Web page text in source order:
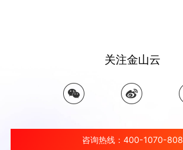
关注金山云
咨询热线：400-1070-808